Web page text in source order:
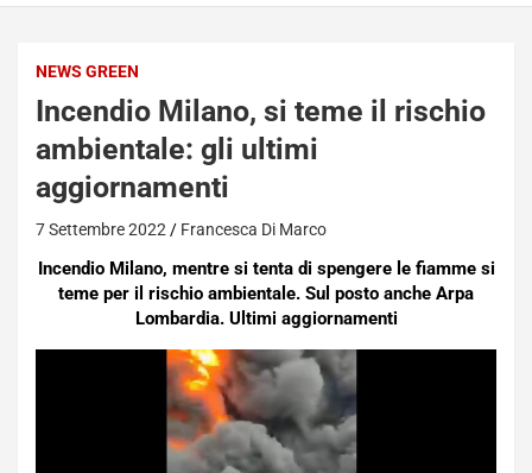
NEWS GREEN
Incendio Milano, si teme il rischio
ambientale: gli ultimi
aggiornamenti
7 Settembre 2022 Francesca Di Marco
Incendio Milano, mentre si tenta di spengere le fiamme si
teme per il rischio ambientale. Sul posto anche Arpa
Lombardia. Ultimi aggiornamenti